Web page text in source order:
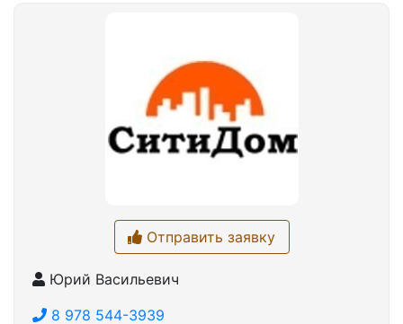
Отправить заявку
Юрий Васильевич
8 978 544-3939